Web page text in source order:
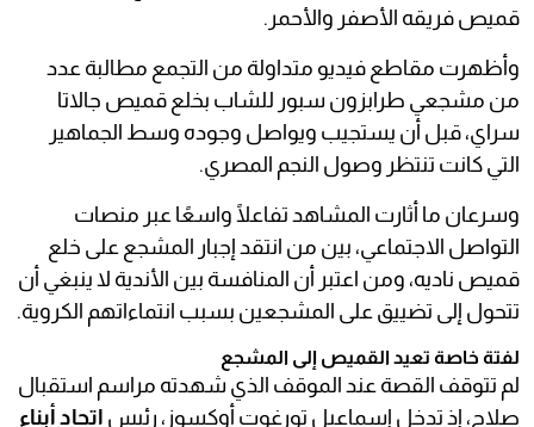
قميص فريقه الأصفر والأحمر.
وأظهرت مقاطع فيديو متداولة من التجمع مطالبة عدد
من مشجعي طرابزون سبور للشاب بخلع قميص جالاتا
سراي، قبل أن يستجيب ويواصل وجوده وسط الجماهير
التي كانت تنتظر وصول النجم المصري.
وسرعان ما أثارت المشاهد تفاعلًا واسعًا عبر منصات
التواصل الاجتماعي، بين من انتقد إجبار المشجع على خلع
قميص ناديه، ومن اعتبر أن المنافسة بين الأندية لا ينبغي أن
تتحول إلى تضييق على المشجعين بسبب انتماءاتهم الكروية.
لفتة خاصة تعيد القميص إلى المشجع
لم تتوقف القصة عند الموقف الذي شهدته مراسم استقبال
صلاح، إذ تدخل إسماعيل تورغوت أوكسوز، رئيس اتحاد أبناء